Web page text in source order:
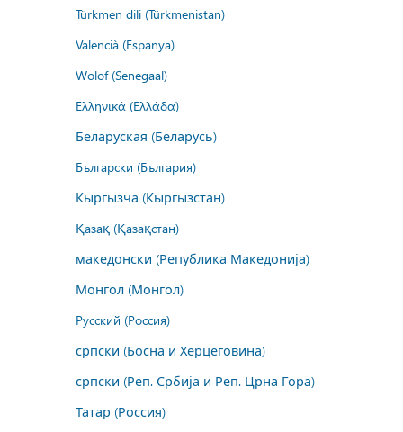
Türkmen dili (Türkmenistan)
Valencià (Espanya)
Wolof (Senegaal)
Ελληνικά (Ελλάδα)
Беларуская (Беларусь)
Български (България)
Кыргызча (Кыргызстан)
Қазақ (Қазақстан)
македонски (Република Македонија)
Монгол (Монгол)
Русский (Россия)
српски (Босна и Херцеговина)
српски (Реп. Србија и Реп. Црна Гора)
Татар (Россия)